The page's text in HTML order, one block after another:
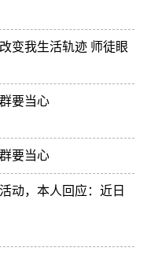
变我生活轨迹 师徒眼
要当心
要当心
动，本人回应：近日